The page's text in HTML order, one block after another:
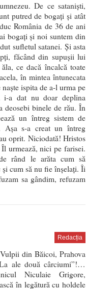
De ce sataniști,
putred de bogați și atât
România de 36 de ani
bogați și noi suntem din
sufletul satanei. Și asta
făcând din supușii lui
ce dacă încalcă toate
în mintea întunecata
ispita de a-l urma pe
i-a dat nu doar deplina
deosebi binele de rău. În
un întreg sistem de
Așa s-a creat un întreg
oprit. Niciodată! Hristos
urmează, nici pe farisei.
rând le arăta cum să
și cum să nu fie înșelați. Îi
sa gândim, refuzam
Redacția
din Băicoi, Prahova
ale două cârciumi”!…
Niculaie Grigore,
în legătură cu holdele